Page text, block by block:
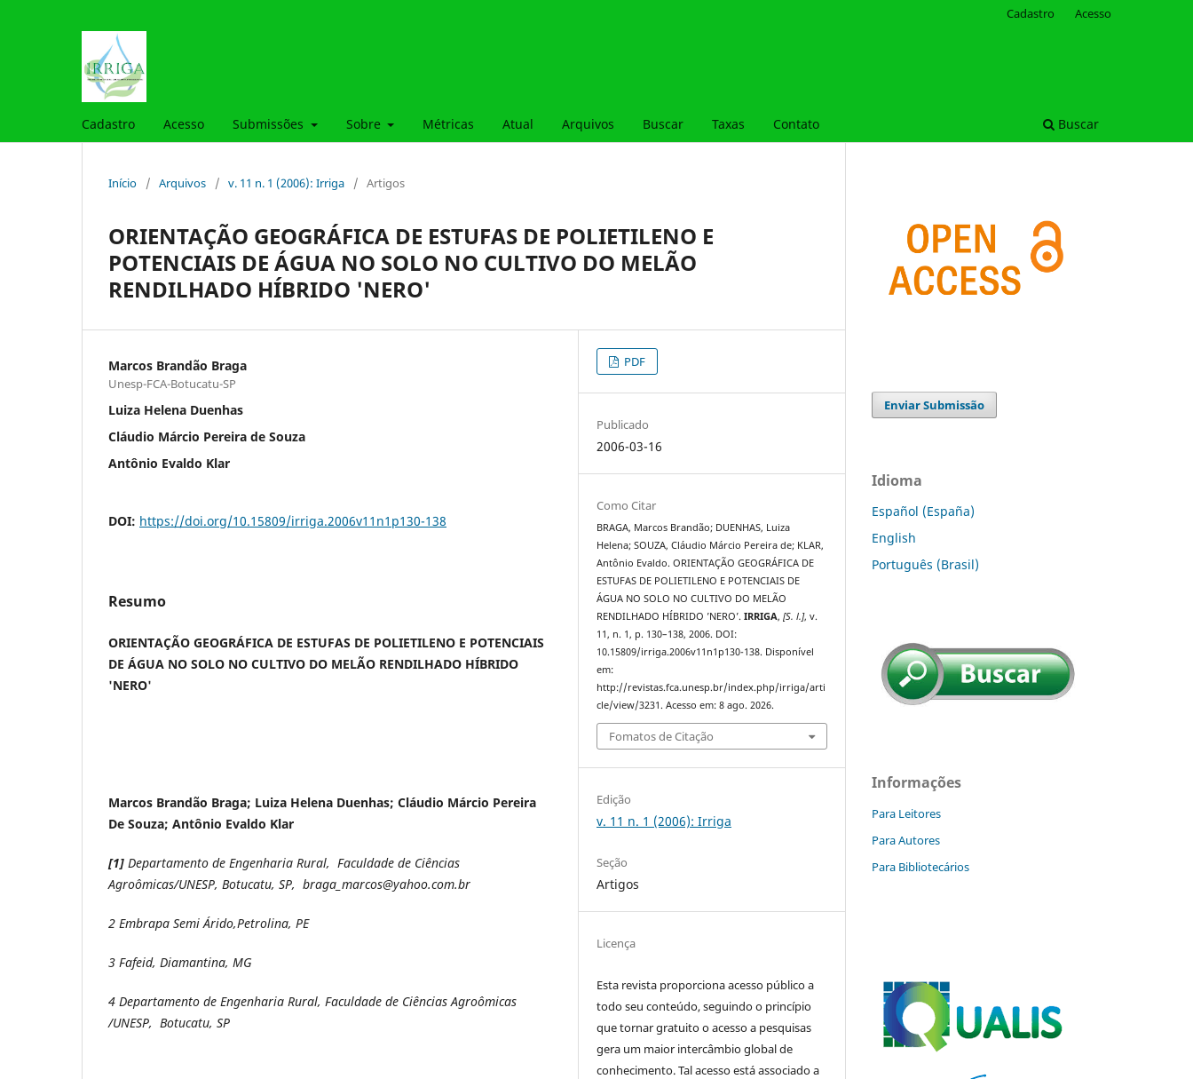
Cadastro Acesso Submissões Sobre Métricas Atual Arquivos Buscar Taxas Contato Buscar
Cadastro Acesso
Início / Arquivos / v. 11 n. 1 (2006): Irriga / Artigos
ORIENTAÇÃO GEOGRÁFICA DE ESTUFAS DE POLIETILENO E
POTENCIAIS DE ÁGUA NO SOLO NO CULTIVO DO MELÃO
RENDILHADO HÍBRIDO 'NERO'
Marcos Brandão Braga
Unesp-FCA-Botucatu-SP
Luiza Helena Duenhas
Cláudio Márcio Pereira de Souza
Antônio Evaldo Klar
DOI: https://doi.org/10.15809/irriga.2006v11n1p130-138
Resumo
ORIENTAÇÃO GEOGRÁFICA DE ESTUFAS DE POLIETILENO E POTENCIAIS
DE ÁGUA NO SOLO NO CULTIVO DO MELÃO RENDILHADO HÍBRIDO
'NERO'
Marcos Brandão Braga; Luiza Helena Duenhas; Cláudio Márcio Pereira
De Souza; Antônio Evaldo Klar
[1] Departamento de Engenharia Rural, Faculdade de Ciências
Agroômicas/UNESP, Botucatu, SP, braga_marcos@yahoo.com.br
2 Embrapa Semi Árido,Petrolina, PE
3 Fafeid, Diamantina, MG
4 Departamento de Engenharia Rural, Faculdade de Ciências Agroômicas
/UNESP, Botucatu, SP
PDF
Publicado
2006-03-16
Como Citar
BRAGA, Marcos Brandão; DUENHAS, Luiza
Helena; SOUZA, Cláudio Márcio Pereira de; KLAR,
Antônio Evaldo. ORIENTAÇÃO GEOGRÁFICA DE
ESTUFAS DE POLIETILENO E POTENCIAIS DE
ÁGUA NO SOLO NO CULTIVO DO MELÃO
RENDILHADO HÍBRIDO ’NERO’.IRRIGA,[S. l.], v.
11, n. 1, p. 130–138, 2006. DOI:
10.15809/irriga.2006v11n1p130-138. Disponível
em:
http://revistas.fca.unesp.br/index.php/irriga/arti
cle/view/3231. Acesso em: 8 ago. 2026.
Fomatos de Citação
Edição
v. 11 n. 1 (2006): Irriga
Seção
Artigos
Licença
Esta revista proporciona acesso público a
todo seu conteúdo, seguindo o princípio
que tornar gratuito o acesso a pesquisas
gera um maior intercâmbio global de
conhecimento. Tal acesso está associado a
Enviar Submissão
Idioma
Español (España)
English
Português (Brasil)
Informações
Para Leitores
Para Autores
Para Bibliotecários